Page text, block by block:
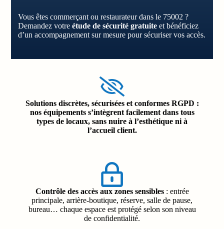
Vous êtes commerçant ou restaurateur dans le 75002 ?
Demandez votre étude de sécurité gratuiteet bénéficiez
d’un accompagnement sur mesure pour sécuriser vos accès.
Solutions discrètes, sécurisées et conformes RGPD :
nos équipements s’intègrent facilement dans tous
types de locaux, sans nuire à l’esthétique ni à
l’accueil client.
Contrôle des accès aux zones sensibles: entrée
principale, arrière-boutique, réserve, salle de pause,
bureau… chaque espace est protégé selon son niveau
de confidentialité.